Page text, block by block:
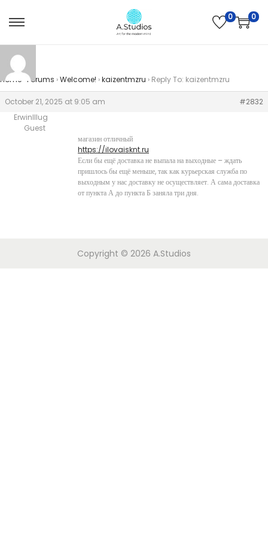
0 0
Home Forums ›Welcome! ›kaizentmzru › Reply To: kaizentmzru
October 21, 2025 at 9:05 am
#2832
ErwinIllug
Guest
магазин отличный
https://ilovaisknt.ru
Если бы ещё доставка не выпала на выходные – ждать
пришлось бы ещё меньше, так как курьерская служба по
выходным у нас доставку не осуществляет. А сама доставка
от пункта А до пункта Б заняла три дня.
Copyright © 2026 A.Studios